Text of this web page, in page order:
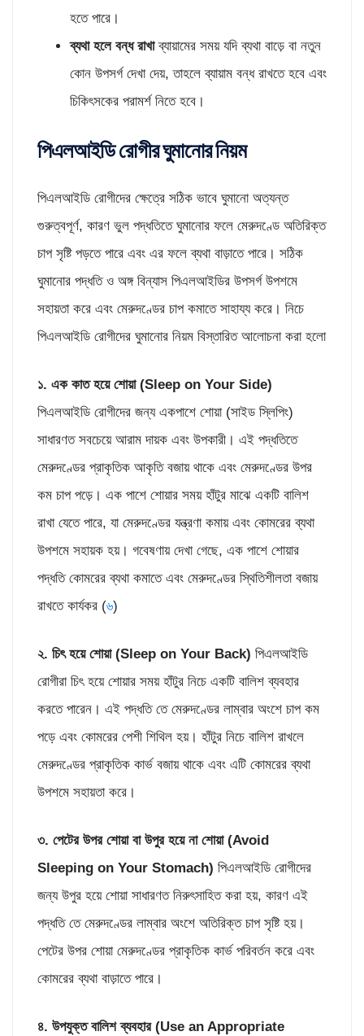
হতে পারে।
ব্যথা হলে বন্ধ রাখাব্যায়ামের সময় যদি ব্যথা বাড়ে বা নতুন
কোন উপসর্গ দেখা দেয়, তাহলে ব্যায়াম বন্ধ রাখতে হবে এবং
চিকিৎসকের পরামর্শ নিতে হবে।
পিএলআইডি রোগীর ঘুমানোর নিয়ম
পিএলআইডি রোগীদের ক্ষেত্রে সঠিক ভাবে ঘুমানো অত্যন্ত
গুরুত্বপূর্ণ, কারণ ভুল পদ্ধতিতে ঘুমানোর ফলে মেরুদণ্ডে অতিরিক্ত
চাপ সৃষ্টি পড়তে পারে এবং এর ফলে ব্যথা বাড়াতে পারে। সঠিক
ঘুমানোর পদ্ধতি ও অঙ্গ বিন্যাস পিএলআইডির উপসর্গ উপশমে
সহায়তা করে এবং মেরুদণ্ডের চাপ কমাতে সাহায্য করে। নিচে
পিএলআইডি রোগীদের ঘুমানোর নিয়ম বিস্তারিত আলোচনা করা হলো
১. এক কাত হয়ে শোয়া (Sleep on Your Side)
পিএলআইডি রোগীদের জন্য একপাশে শোয়া (সাইড স্লিপিং)
সাধারণত সবচেয়ে আরাম দায়ক এবং উপকারী। এই পদ্ধতিতে
মেরুদণ্ডের প্রাকৃতিক আকৃতি বজায় থাকে এবং মেরুদণ্ডের উপর
কম চাপ পড়ে। এক পাশে শোয়ার সময় হাঁটুর মাঝে একটি বালিশ
রাখা যেতে পারে, যা মেরুদণ্ডের যন্ত্রণা কমায় এবং কোমরের ব্যথা
উপশমে সহায়ক হয়। গবেষণায় দেখা গেছে, এক পাশে শোয়ার
পদ্ধতি কোমরের ব্যথা কমাতে এবং মেরুদণ্ডের স্থিতিশীলতা বজায়
রাখতে কার্যকর (৬)
২. চিৎ হয়ে শোয়া (Sleep on Your Back) পিএলআইডি
রোগীরা চিৎ হয়ে শোয়ার সময় হাঁটুর নিচে একটি বালিশ ব্যবহার
করতে পারেন। এই পদ্ধতি তে মেরুদণ্ডের লাম্বার অংশে চাপ কম
পড়ে এবং কোমরের পেশী শিথিল হয়। হাঁটুর নিচে বালিশ রাখলে
মেরুদণ্ডের প্রাকৃতিক কার্ভ বজায় থাকে এবং এটি কোমরের ব্যথা
উপশমে সহায়তা করে।
৩. পেটের উপর শোয়া বা উপুর হয়ে না শোয়া (Avoid
Sleeping on Your Stomach) পিএলআইডি রোগীদের
জন্য উপুর হয়ে শোয়া সাধারণত নিরুৎসাহিত করা হয়, কারণ এই
পদ্ধতি তে মেরুদণ্ডের লাম্বার অংশে অতিরিক্ত চাপ সৃষ্টি হয়।
পেটের উপর শোয়া মেরুদণ্ডের প্রাকৃতিক কার্ভ পরিবর্তন করে এবং
কোমরের ব্যথা বাড়াতে পারে।
৪. উপযুক্ত বালিশ ব্যবহার (Use an Appropriate